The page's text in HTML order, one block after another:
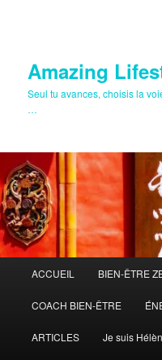
Amazing
Seul tu avances, choisis la
…
principal
ACCUEIL BIEN-ÊTRE
COACH BIEN-ÊTRE
ARTICLES Je suis